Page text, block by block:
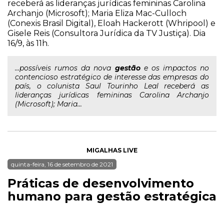
receberá as lideranças jurídicas femininas Carolina
Archanjo (Microsoft); Maria Eliza Mac-Culloch
(Conexis Brasil Digital), Eloah Hackerott (Whripool) e
Gisele Reis (Consultora Jurídica da TV Justiça). Dia
16/9, às 11h.
...possíveis rumos da nova gestãoe os impactos no
contencioso estratégico de interesse das empresas do
país, o colunista Saul Tourinho Leal receberá as
lideranças jurídicas femininas Carolina Archanjo
(Microsoft); Maria...
MIGALHAS LIVE
quinta-feira, 16 de setembro de 2021
Práticas de desenvolvimento
humano para gestão estratégica